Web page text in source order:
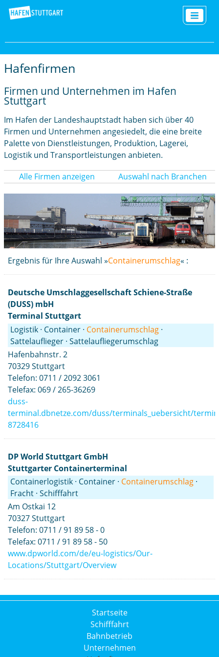
Hafenfirmen
Firmen und Unternehmen im Hafen
Stuttgart
Im Hafen der Landeshauptstadt haben sich über 40
Firmen und Unternehmen angesiedelt, die eine breite
Palette von Dienstleistungen, Produktion, Lagerei,
Logistik und Transportleistungen anbieten.
Alle Firmen anzeigen Auswahl nach Branchen
Ergebnis für Ihre Auswahl »Containerumschlag« :
Deutsche Umschlaggesellschaft Schiene-Straße
(DUSS) mbH
Terminal Stuttgart
Logistik · Container · Containerumschlag·
Sattelauflieger · Sattelaufliegerumschlag
Hafenbahnstr. 2
70329 Stuttgart
Telefon: 0711 / 2092 3061
Telefax: 069 / 265-36269
duss-
terminal.dbnetze.com/duss/terminals_uebersicht/
8728416
DP World Stuttgart GmbH
Stuttgarter Containerterminal
Containerlogistik · Container · Containerumschlag·
Fracht · Schifffahrt
Am Ostkai 12
70327 Stuttgart
Telefon: 0711 / 91 89 58 - 0
Telefax: 0711 / 91 89 58 - 50
www.dpworld.com/de/eu-logistics/Our-
Locations/Stuttgart/Overview
Startseite
Schifffahrt
Bahnbetrieb
Unternehmen